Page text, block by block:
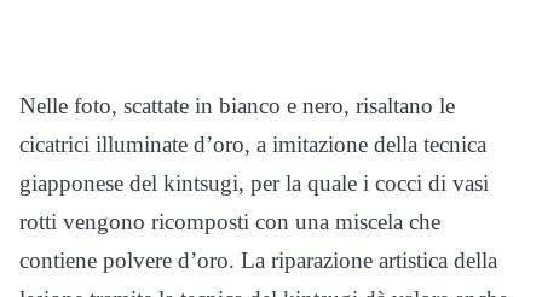
Nelle foto, scattate in bianco e nero, risaltano le
cicatrici illuminate d’oro, a imitazione della tecnica
giapponese del kintsugi, per la quale i cocci di vasi
rotti vengono ricomposti con una miscela che
contiene polvere d’oro. La riparazione artistica della